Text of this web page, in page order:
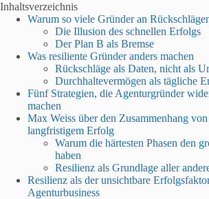
Inhaltsverzeichnis
Warum so viele Gründer an
Die Illusion des schnellen Erfolgs
Der Plan B als Bremse
Was resiliente Gründer anders machen
Rückschläge als Daten, nicht als
Durchhaltevermögen als tägliche
Fünf Strategien, die Agenturgründer
machen
Max Weiss über den Zusammenhang
langfristigem Erfolg
Warum die härtesten Phasen den
haben
Resilienz als Grundlage aller
Resilienz als der unsichtbare
Agenturbusiness